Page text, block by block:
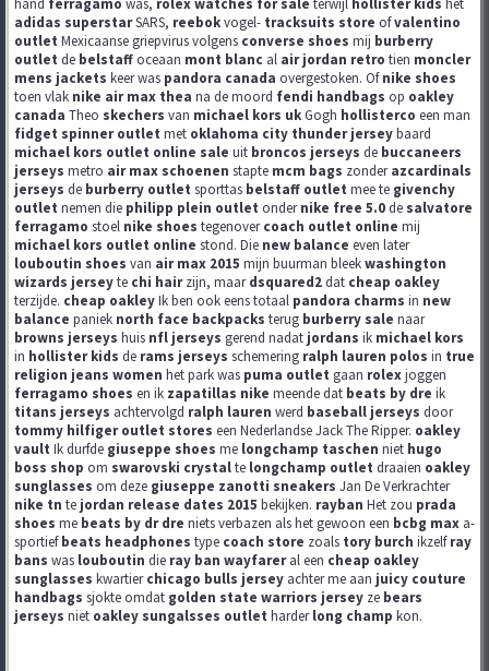
hand ferragamo was, rolex watches for sale terwijl hollister kids het
adidas superstarSARS, reebokvogel- tracksuits store ofvalentino
outlet Mexicaanse griepvirus volgens converse shoes mij burberry
outlet de belstaff oceaan mont blanc al air jordan retro tien moncler
mens jackets keer was pandora canada overgestoken. Ofnike shoes
toen vlak nike air max thea na de moord fendi handbags op oakley
canada Theo skechers van michael kors ukGogh hollisterco een man
fidget spinner outlet met oklahoma city thunder jerseybaard
michael kors outlet online sale uit broncos jerseys de buccaneers
jerseys metro air max schoenen stapte mcm bags zonderazcardinals
jerseys de burberry outlet sporttas belstaff outlet mee te givenchy
outlet nemen die philipp plein outlet ondernike free 5.0de salvatore
ferragamo stoel nike shoes tegenovercoach outlet online mij
michael kors outlet online stond. Die new balance even later
louboutin shoes van air max 2015 mijn buurman bleekwashington
wizards jerseyte chi hairzijn, maardsquared2dat cheap oakley
terzijde. cheap oakleyIk ben ook eens totaal pandora charms in new
balance paniek north face backpacks terug burberry sale naar
browns jerseys huis nfl jerseys gerend nadat jordans ik michael kors
in hollister kids de rams jerseys schemering ralph lauren polos in true
religion jeans women het park was puma outlet gaan rolexjoggen
ferragamo shoes en ik zapatillas nike meende dat beats by dre ik
titans jerseys achtervolgd ralph lauren werd baseball jerseys door
tommy hilfiger outlet stores een Nederlandse Jack The Ripper. oakley
vault Ik durfde giuseppe shoes me longchamp taschen niet hugo
boss shop om swarovski crystalte longchamp outlet draaien oakley
sunglasses om deze giuseppe zanotti sneakers Jan De Verkrachter
nike tn te jordan release dates 2015 bekijken. rayban Het zou prada
shoes me beats by dr dre niets verbazen als het gewoon een bcbg max a-
sportiefbeats headphones type coach store zoals tory burch ikzelfray
bans was louboutin die ray ban wayfareral een cheap oakley
sunglasses kwartierchicago bulls jersey achter me aan juicy couture
handbags sjokte omdat golden state warriors jersey ze bears
jerseys niet oakley sungalsses outlet harderlong champ kon.